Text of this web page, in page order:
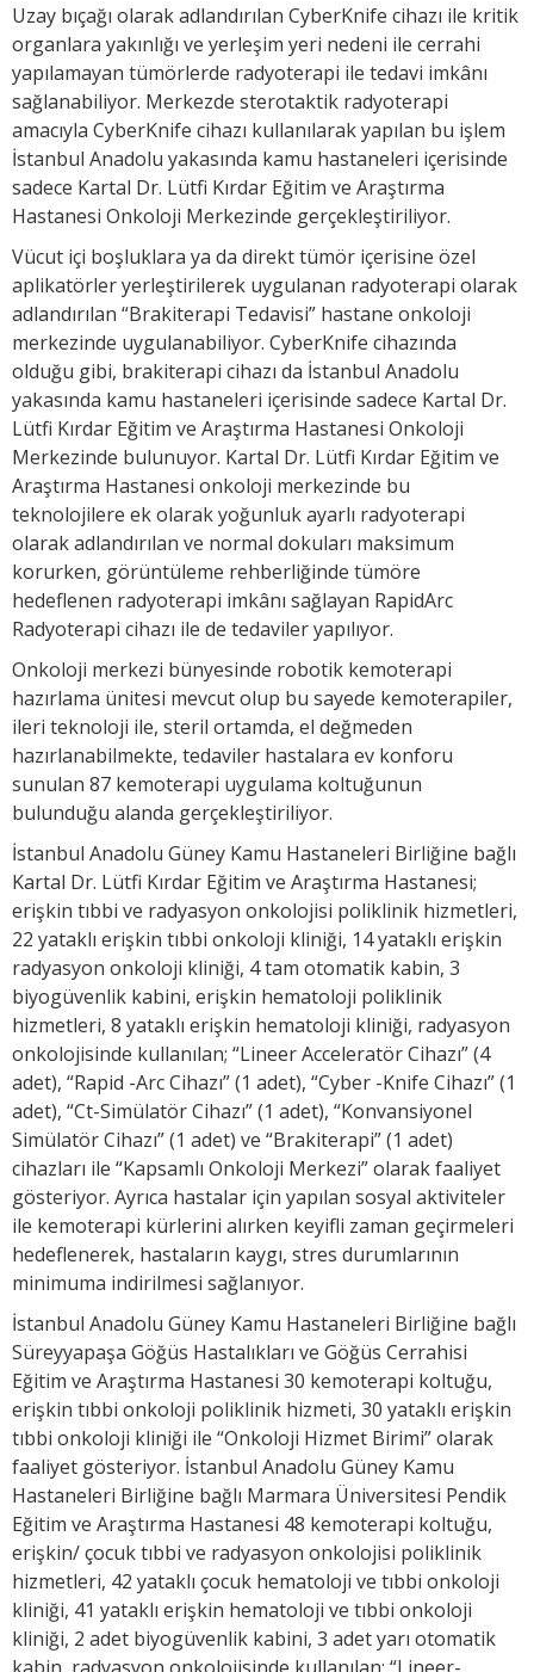
Uzay bıçağı olarak adlandırılan CyberKnife cihazı ile kritik
organlara yakınlığı ve yerleşim yeri nedeni ile cerrahi
yapılamayan tümörlerde radyoterapi ile tedavi imkânı
sağlanabiliyor. Merkezde sterotaktik radyoterapi
amacıyla CyberKnife cihazı kullanılarak yapılan bu işlem
İstanbul Anadolu yakasında kamu hastaneleri içerisinde
sadece Kartal Dr. Lütfi Kırdar Eğitim ve Araştırma
Hastanesi Onkoloji Merkezinde gerçekleştiriliyor.
Vücut içi boşluklara ya da direkt tümör içerisine özel
aplikatörler yerleştirilerek uygulanan radyoterapi olarak
adlandırılan “Brakiterapi Tedavisi” hastane onkoloji
merkezinde uygulanabiliyor. CyberKnife cihazında
olduğu gibi, brakiterapi cihazı da İstanbul Anadolu
yakasında kamu hastaneleri içerisinde sadece Kartal Dr.
Lütfi Kırdar Eğitim ve Araştırma Hastanesi Onkoloji
Merkezinde bulunuyor. Kartal Dr. Lütfi Kırdar Eğitim ve
Araştırma Hastanesi onkoloji merkezinde bu
teknolojilere ek olarak yoğunluk ayarlı radyoterapi
olarak adlandırılan ve normal dokuları maksimum
korurken, görüntüleme rehberliğinde tümöre
hedeflenen radyoterapi imkânı sağlayan RapidArc
Radyoterapi cihazı ile de tedaviler yapılıyor.
Onkoloji merkezi bünyesinde robotik kemoterapi
hazırlama ünitesi mevcut olup bu sayede kemoterapiler,
ileri teknoloji ile, steril ortamda, el değmeden
hazırlanabilmekte, tedaviler hastalara ev konforu
sunulan 87 kemoterapi uygulama koltuğunun
bulunduğu alanda gerçekleştiriliyor.
İstanbul Anadolu Güney Kamu Hastaneleri Birliğine bağlı
Kartal Dr. Lütfi Kırdar Eğitim ve Araştırma Hastanesi;
erişkin tıbbi ve radyasyon onkolojisi poliklinik hizmetleri,
22 yataklı erişkin tıbbi onkoloji kliniği, 14 yataklı erişkin
radyasyon onkoloji kliniği, 4 tam otomatik kabin, 3
biyogüvenlik kabini, erişkin hematoloji poliklinik
hizmetleri, 8 yataklı erişkin hematoloji kliniği, radyasyon
onkolojisinde kullanılan; “Lineer Acceleratör Cihazı” (4
adet), “Rapid -Arc Cihazı” (1 adet), “Cyber -Knife Cihazı” (1
adet), “Ct-Simülatör Cihazı” (1 adet), “Konvansiyonel
Simülatör Cihazı” (1 adet) ve “Brakiterapi” (1 adet)
cihazları ile “Kapsamlı Onkoloji Merkezi” olarak faaliyet
gösteriyor. Ayrıca hastalar için yapılan sosyal aktiviteler
ile kemoterapi kürlerini alırken keyifli zaman geçirmeleri
hedeflenerek, hastaların kaygı, stres durumlarının
minimuma indirilmesi sağlanıyor.
İstanbul Anadolu Güney Kamu Hastaneleri Birliğine bağlı
Süreyyapaşa Göğüs Hastalıkları ve Göğüs Cerrahisi
Eğitim ve Araştırma Hastanesi 30 kemoterapi koltuğu,
erişkin tıbbi onkoloji poliklinik hizmeti, 30 yataklı erişkin
tıbbi onkoloji kliniği ile “Onkoloji Hizmet Birimi” olarak
faaliyet gösteriyor. İstanbul Anadolu Güney Kamu
Hastaneleri Birliğine bağlı Marmara Üniversitesi Pendik
Eğitim ve Araştırma Hastanesi 48 kemoterapi koltuğu,
erişkin/ çocuk tıbbi ve radyasyon onkolojisi poliklinik
hizmetleri, 42 yataklı çocuk hematoloji ve tıbbi onkoloji
kliniği, 41 yataklı erişkin hematoloji ve tıbbi onkoloji
kliniği, 2 adet biyogüvenlik kabini, 3 adet yarı otomatik
kabin, radyasyon onkolojisinde kullanılan; “Lineer-